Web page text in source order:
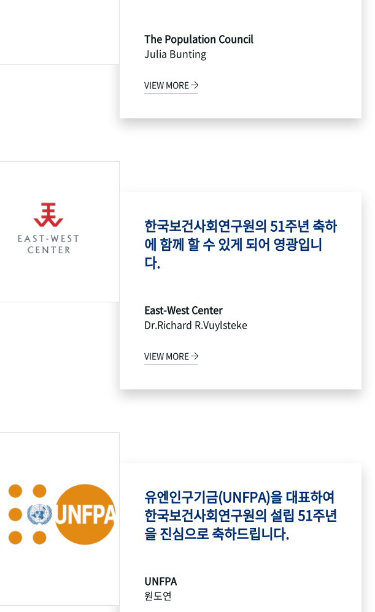
The Population Council
Julia Bunting
VIEW MORE
한국보건사회연구원의 51주년 축하
에 함께 할 수 있게 되어 영광입니
다.
East-West Center
Dr.Richard R.Vuylsteke
VIEW MORE
유엔인구기금(UNFPA)을 대표하여
한국보건사회연구원의 설립 51주년
을 진심으로 축하드립니다.
UNFPA
원도연